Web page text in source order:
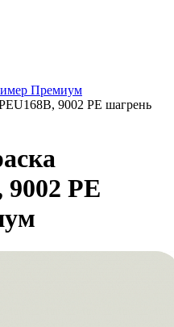
Премиум
9002 PE шагрень
9002 PE